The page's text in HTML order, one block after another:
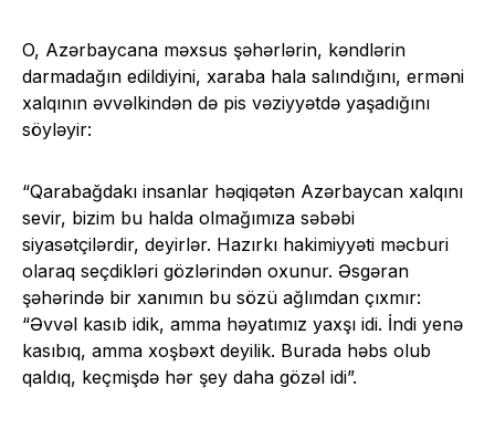
O, Azərbaycana məxsus şəhərlərin, kəndlərin
darmadağın edildiyini, xaraba hala salındığını, erməni
xalqının əvvəlkindən də pis vəziyyətdə yaşadığını
söyləyir:
“Qarabağdakı insanlar həqiqətən Azərbaycan xalqını
sevir, bizim bu halda olmağımıza səbəbi
siyasətçilərdir, deyirlər. Hazırkı hakimiyyəti məcburi
olaraq seçdikləri gözlərindən oxunur. Əsgəran
şəhərində bir xanımın bu sözü ağlımdan çıxmır:
“Əvvəl kasıb idik, amma həyatımız yaxşı idi. İndi yenə
kasıbıq, amma xoşbəxt deyilik. Burada həbs olub
qaldıq, keçmişdə hər şey daha gözəl idi”.